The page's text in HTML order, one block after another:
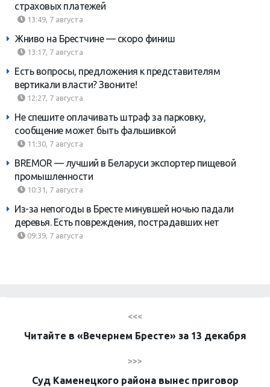
страховых платежей
13:49, 7 августа
Жниво на Брестчине — скоро финиш
13:17, 7 августа
Есть вопросы, предложения к представителям
вертикали власти? Звоните!
12:27, 7 августа
Не спешите оплачивать штраф за парковку,
сообщение может быть фальшивкой
11:30, 7 августа
BREMOR — лучший в Беларуси экспортер пищевой
промышленности
10:31, 7 августа
Из-за непогоды в Бресте минувшей ночью падали
деревья. Есть повреждения, пострадавших нет
09:39, 7 августа
<<<
Читайте в «Вечернем Бресте» за 13 декабря
>>>
Суд Каменецкого района вынес приговор